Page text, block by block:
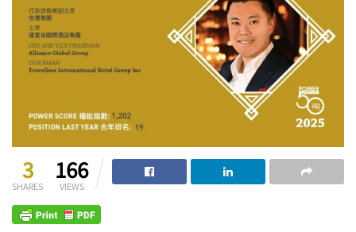
3
SHARES
166
VIEWS